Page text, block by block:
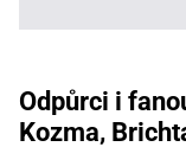
Odpůrci i
Kozma,